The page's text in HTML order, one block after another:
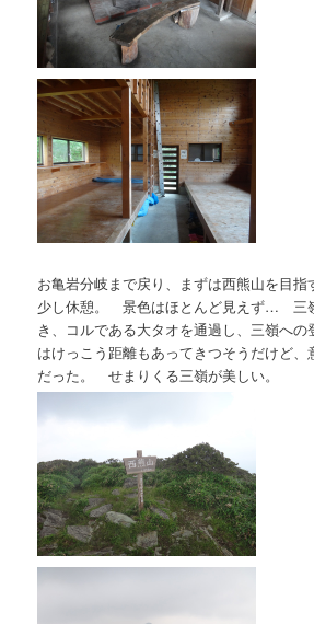
お亀岩分岐まで戻り、まずは西熊山を目
少し休憩。 景色はほとんど見えず… 三
き、コルである大タオを通過し、三嶺へ
はけっこう距離もあってきつそうだけど、
だった。 せまりくる三嶺が美しい。